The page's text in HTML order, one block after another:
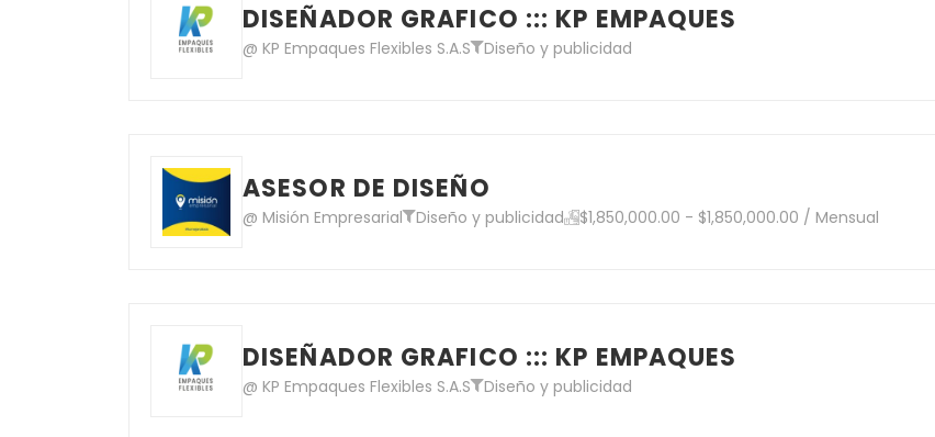
DISEÑADOR GRAFICO ::: KP EMPAQUES
@ KP Empaques Flexibles S.A.S Diseño y publicidad
ASESOR DE DISEÑO
@ Misión Empresarial Diseño y publicidad $1,850,000.00 - $1,850,000.00 / Mensual
DISEÑADOR GRAFICO ::: KP EMPAQUES
@ KP Empaques Flexibles S.A.S Diseño y publicidad